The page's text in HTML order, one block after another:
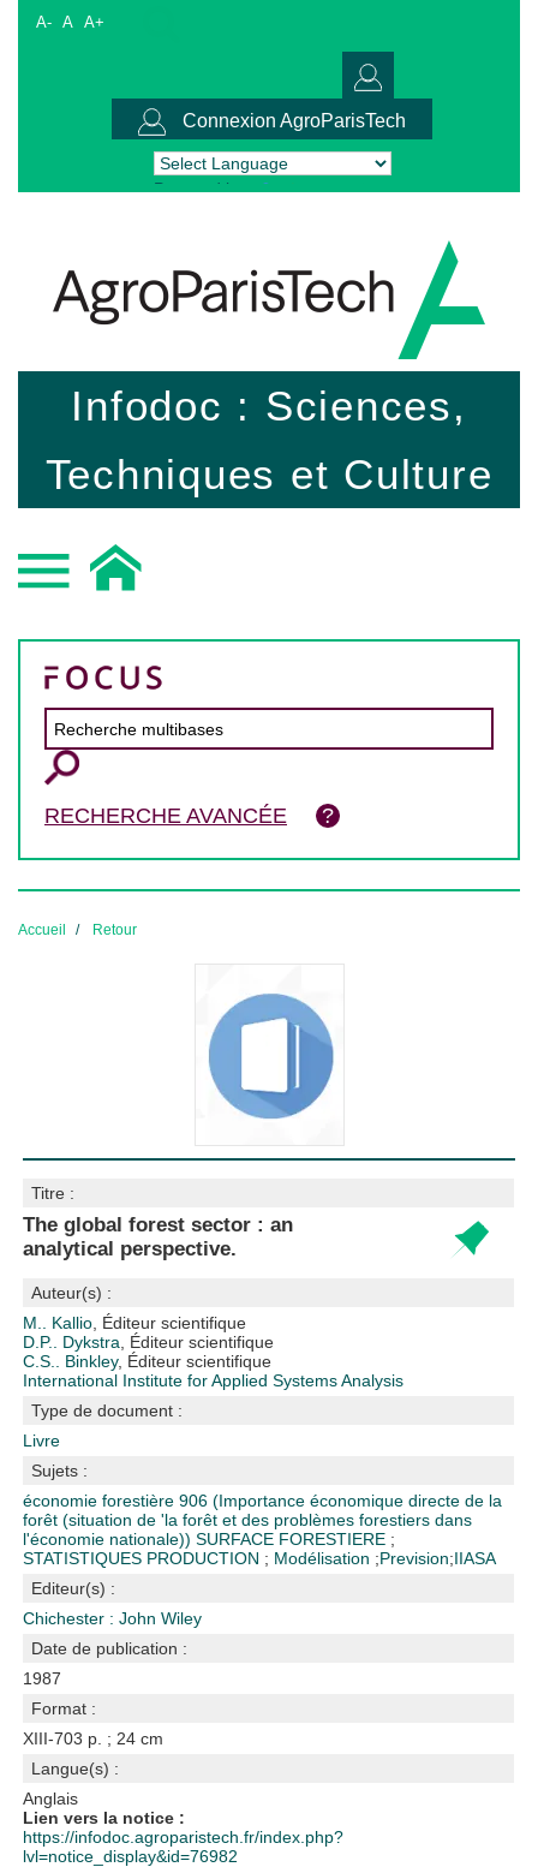
A- A A+
Connexion AgroParisTech
Powered by Translate
Infodoc : Sciences,
Techniques et Culture
RECHERCHE AVANCÉE
Accueil Retour
Titre :
The global forest sector : an
analytical perspective.
Auteur(s) :
M.. Kallio , Éditeur scientifique
D.P.. Dykstra , Éditeur scientifique
C.S.. Binkley, Éditeur scientifique
International Institute for Applied Systems Analysis
Type de document :
Livre
Sujets :
économie forestière906 (Importance économique directe de la
forêt (situation de 'la forêt et des problèmes forestiers dans
l'économie nationale))SURFACE FORESTIERE ;
STATISTIQUES PRODUCTION ; Modélisation ;Prevision;IIASA
Editeur(s) :
Chichester : John Wiley
Date de publication :
1987
Format :
XIII-703 p. ; 24 cm
Langue(s) :
Anglais
Lien vers la notice :
https://infodoc.agroparistech.fr/index.php?
lvl=notice_display&id=76982